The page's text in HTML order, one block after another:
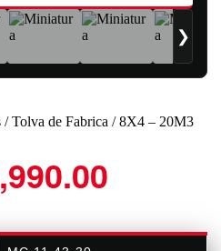
❯
Tolva de Fabrica / 8X4 – 20M3